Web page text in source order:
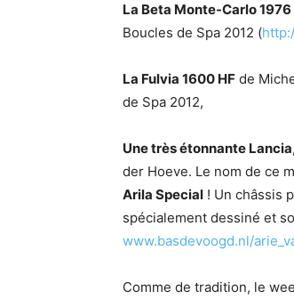
La Beta Monte-Carlo 1976
Boucles de Spa 2012 (
La Fulvia 1600 HF de
de Spa 2012,
Une très étonnante
der Hoeve. Le nom de ce
Arila Special ! Un châssis
spécialement dessiné et
www.basdevoogd.nl/
Comme de tradition, le